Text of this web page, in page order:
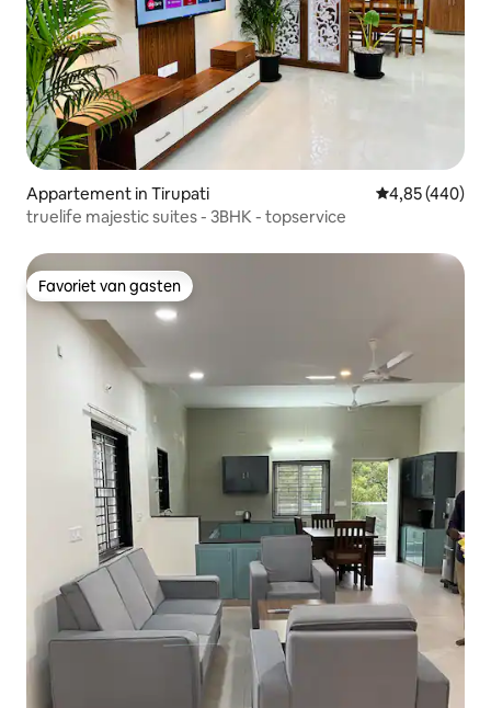
Appartement in Tirupati Gemiddelde
4,85 (440)
truelife majestic suites - 3BHK - topservice
Favoriet van gasten
Favoriet van gasten